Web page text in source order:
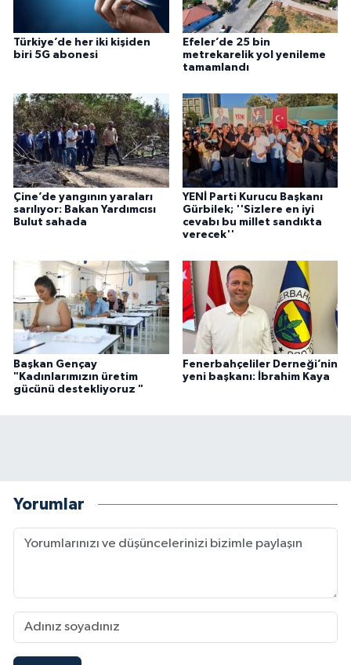
Türkiye’de her iki kişiden
biri 5G abonesi
Efeler’de 25 bin
metrekarelik yol yenileme
tamamlandı
Çine’de yangının yaraları
sarılıyor: Bakan Yardımcısı
Bulut sahada
YENİ Parti Kurucu Başkanı
Gürbilek; ''Sizlere en iyi
cevabı bu millet sandıkta
verecek''
Başkan Gençay
"Kadınlarımızın üretim
gücünü destekliyoruz "
Fenerbahçeliler Derneği’nin
yeni başkanı: İbrahim Kaya
Yorumlar